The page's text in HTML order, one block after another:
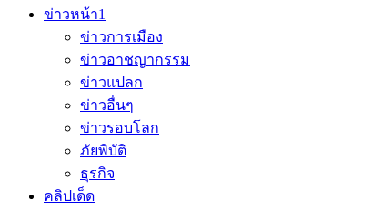
ข่าวหน้า1
ข่าวการเมือง
ข่าวอาชญากรรม
ข่าวแปลก
ข่าวอื่นๆ
ข่าวรอบโลก
ภัยพิบัติ
ธุรกิจ
คลิปเด็ด